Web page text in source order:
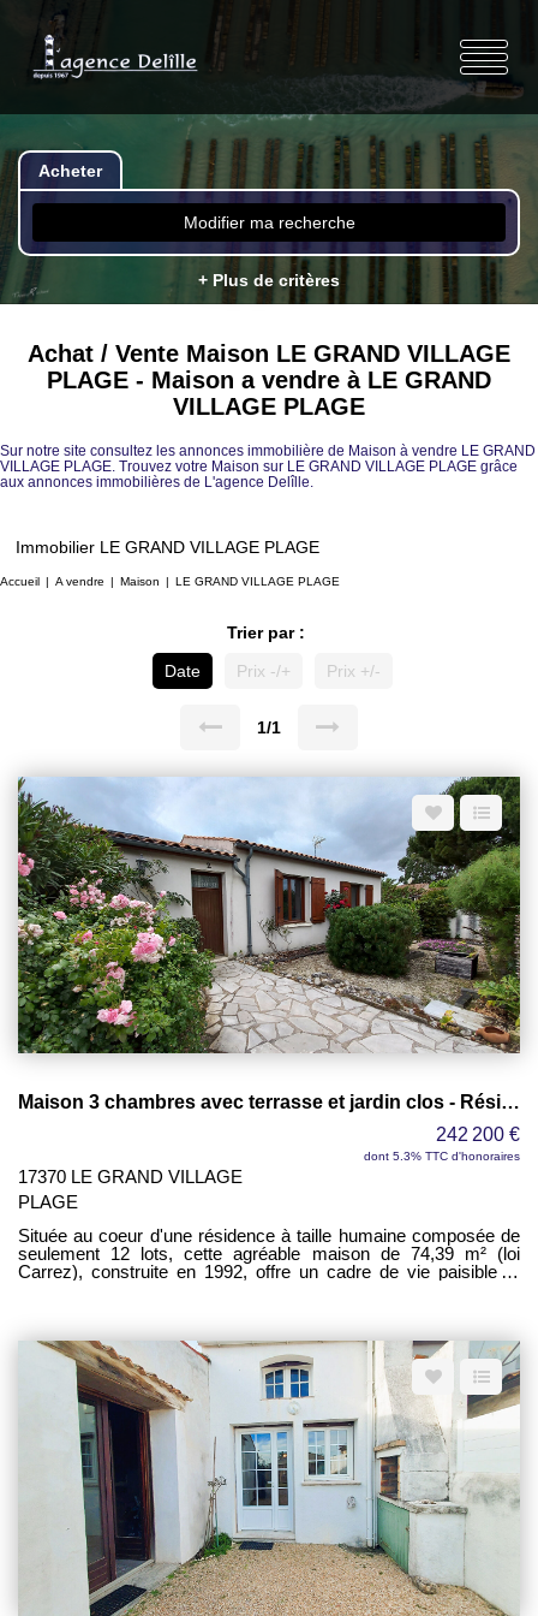
Acheter
Modifier ma recherche
+ Plus de critères
Achat / Vente Maison LE GRAND VILLAGE
PLAGE - Maison a vendre à LE GRAND
VILLAGE PLAGE
Sur notre site consultez les annonces immobilière de Maison à vendre LE GRAND
VILLAGE PLAGE. Trouvez votre Maison sur LE GRAND VILLAGE PLAGE grâce
aux annonces immobilières de L'agence Delîlle.
Immobilier LE GRAND VILLAGE PLAGE
Accueil A vendre Maison LE GRAND VILLAGE PLAGE
Trier par :
Date
Prix -/+ Prix +/-
1/1
Maison 3 chambres avec terrasse et jardin clos - Résidence calme à faibles charges
242 200 €
dont 5.3% TTC d'honoraires
17370 LE GRAND VILLAGE
PLAGE
Située au coeur d'une résidence à taille humaine composée de
seulement 12 lots, cette agréable maison de 74,39 m² (loi
Carrez), construite en 1992, offre un cadre de vie paisible et
la salle à manger, propice aux moments de convivialité en
famille ou entre amis. Le salon, lumineux et spacieux avec ses
23 m², constitue une véritable pièce de vie où il fait bon se
retrouver. La partie nuit se compose de deux chambres
d'environ 9 m² chacune ainsi que d'une chambre cabine,
parfaite pour accueillir des enfants, créer un bureau ou
aménager un espace d'appoint selon vos besoins. Une salle
d'eau fonctionnelle et un WC indépendant complètent
l'ensemble. À l'extérieur, vous profiterez d'une agréable
terrasse, idéale pour les repas en plein air et les journées
ensoleillées. Le jardin clos constitue un véritable atout, offrant un
espace sécurisé pour les enfants ou les animaux de
compagnie, ainsi qu'un cadre verdoyant pour vos moments de
détente. Un cabanon de jardin vient compléter les prestations et
permet de disposer d'un espace de rangement supplémentaire